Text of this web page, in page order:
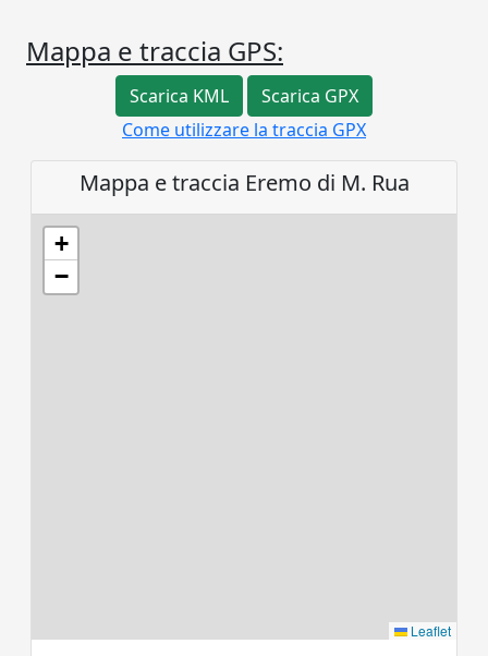
Mappa e traccia GPS:
Scarica KML
Scarica GPX
Come utilizzare la traccia GPX
Mappa e traccia Eremo di M. Rua
+
−
Leaflet